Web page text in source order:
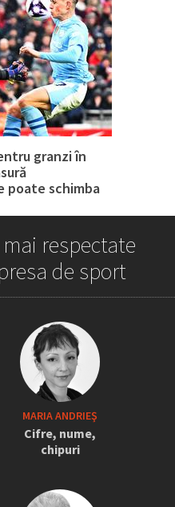
granzi în
poate schimba
să revină la
face dezvăluiri
vine el...” +
transfigurat”
mai respectate
de sport
MARIA ANDRIEŞ
Cifre, nume,
chipuri